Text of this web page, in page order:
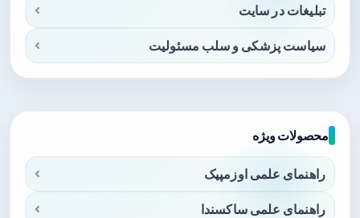
تبلیغات در سایت
سیاست پزشکی و سلب مسئولیت
محصولات ویژه
راهنمای علمی اوزمپیک
راهنمای علمی ساکسندا